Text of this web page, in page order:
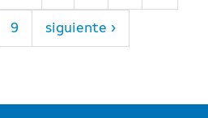
9 siguiente ›